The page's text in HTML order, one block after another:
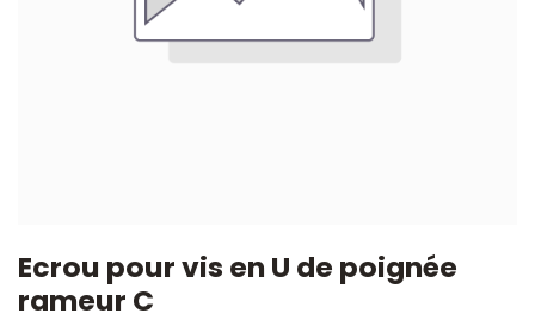
Ecrou pour vis en U de poignée
rameur C